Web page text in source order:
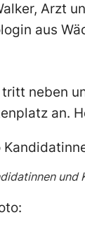
Arzt
aus
neben
an.
und